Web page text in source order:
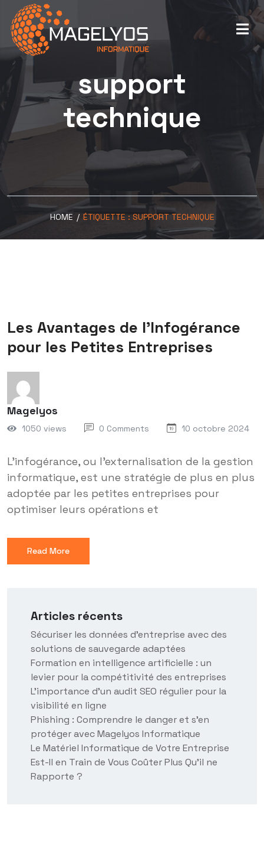
support
technique
HOME / ÉTIQUETTE :SUPPORT TECHNIQUE
Les Avantages de l’Infogérance
pour les Petites Entreprises
Magelyos
1050 views 0 Comments 10 octobre 2024
L’infogérance, ou l’externalisation de la gestion
informatique, est une stratégie de plus en plus
adoptée par les petites entreprises pour
optimiser leurs opérations et
Read More
Articles récents
Sécuriser les données d’entreprise avec des
solutions de sauvegarde adaptées
Formation en intelligence artificielle : un
levier pour la compétitivité des entreprises
L’importance d’un audit SEO régulier pour la
visibilité en ligne
Phishing : Comprendre le danger et s’en
protéger avec Magelyos Informatique
Le Matériel Informatique de Votre Entreprise
Est-Il en Train de Vous Coûter Plus Qu’il ne
Rapporte ?